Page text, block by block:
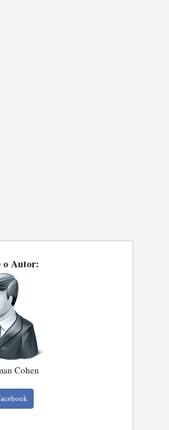
o Autor:
Cohen